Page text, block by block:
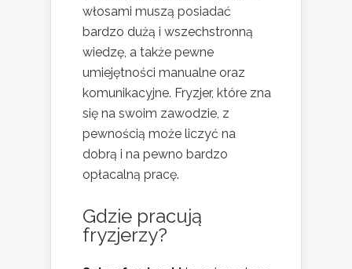
włosami muszą posiadać
bardzo dużą i wszechstronną
wiedzę, a także pewne
umiejętności manualne oraz
komunikacyjne. Fryzjer, które zna
się na swoim zawodzie, z
pewnością może liczyć na
dobrą i na pewno bardzo
opłacalną pracę.
Gdzie pracują
fryzjerzy?